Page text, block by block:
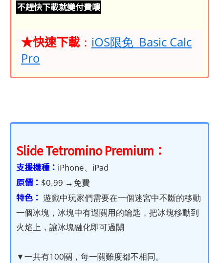
不趕快下載就變付費嘍
★快速下載 ： iOS限免_Basic Calc
Pro
Slide Tetromino Premium ：
支援機種： iPhone、iPad
原價： $0.99 →免費
特色： 遊戲中玩家們需要在一個迷宮中不斷的移動
一個冰塊，冰塊中有過關用的鑰匙，把冰塊移動到
火焰上，讓冰塊融化即可過關
▼一共有100關，每一關難度都不相同。